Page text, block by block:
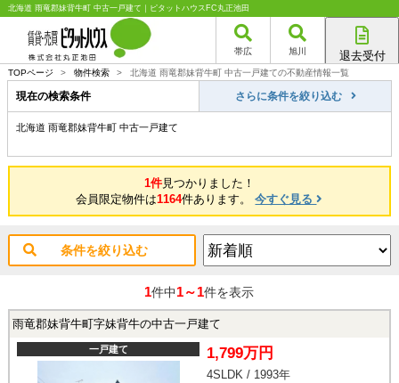
北海道 雨竜郡妹背牛町 中古一戸建て｜ピタットハウスFC丸正池田
帯広 旭川 退去受付
帯広店
旭川店
TOPページ > 物件検索 > 北海道 雨竜郡妹背牛町 中古一戸建ての不動産情報一覧
現在の検索条件 さらに条件を絞り込む
北海道 雨竜郡妹背牛町 中古一戸建て
1件見つかりました！
会員限定物件は1164件あります。今すぐ見る
条件を絞り込む
1件中1～1件を表示
雨竜郡妹背牛町字妹背牛の中古一戸建て
一戸建て 1,799万円
4SLDK / 1993年